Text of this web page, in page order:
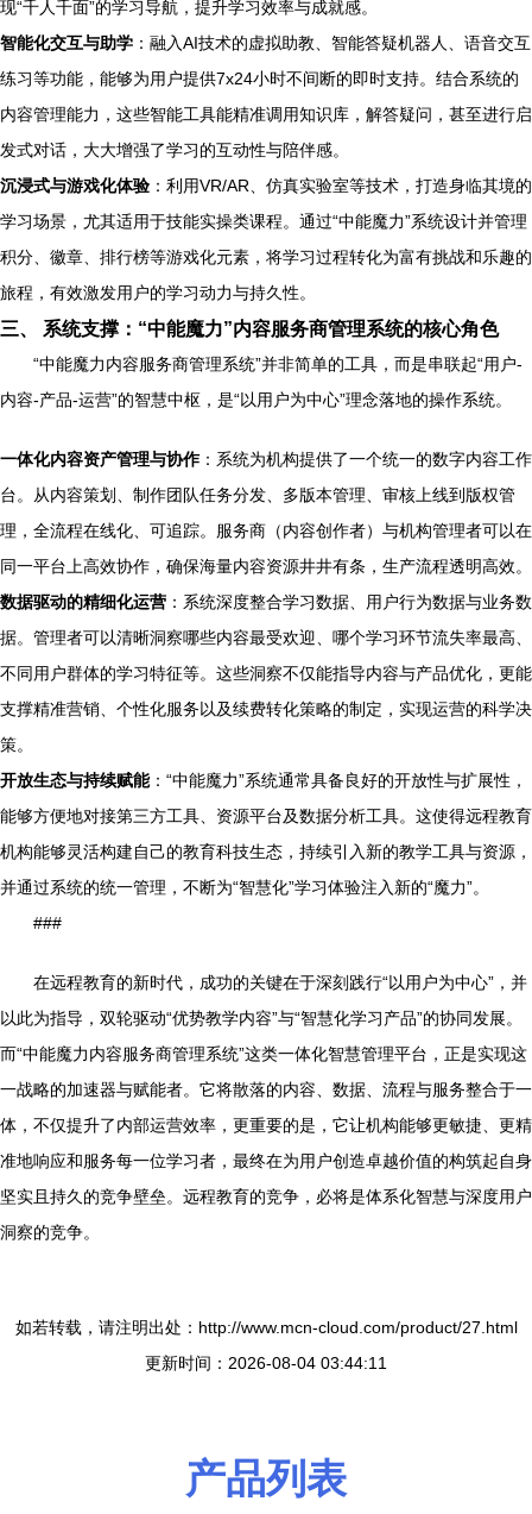
现“千人千面”的学习导航，提升学习效率与成就感。
智能化交互与助学 ：融入AI技术的虚拟助教、智能答疑机器人、语音交互
练习等功能，能够为用户提供7x24小时不间断的即时支持。结合系统的
内容管理能力，这些智能工具能精准调用知识库，解答疑问，甚至进行启
发式对话，大大增强了学习的互动性与陪伴感。
沉浸式与游戏化体验 ：利用VR/AR、仿真实验室等技术，打造身临其境的
学习场景，尤其适用于技能实操类课程。通过“中能魔力”系统设计并管理
积分、徽章、排行榜等游戏化元素，将学习过程转化为富有挑战和乐趣的
旅程，有效激发用户的学习动力与持久性。
三、 系统支撑：“中能魔力”内容服务商管理系统的核心角色
“中能魔力内容服务商管理系统”并非简单的工具，而是串联起“用户-
内容-产品-运营”的智慧中枢，是“以用户为中心”理念落地的操作系统。
一体化内容资产管理与协作：系统为机构提供了一个统一的数字内容工作
台。从内容策划、制作团队任务分发、多版本管理、审核上线到版权管
理，全流程在线化、可追踪。服务商（内容创作者）与机构管理者可以在
同一平台上高效协作，确保海量内容资源井井有条，生产流程透明高效。
数据驱动的精细化运营 ：系统深度整合学习数据、用户行为数据与业务数
据。管理者可以清晰洞察哪些内容最受欢迎、哪个学习环节流失率最高、
不同用户群体的学习特征等。这些洞察不仅能指导内容与产品优化，更能
支撑精准营销、个性化服务以及续费转化策略的制定，实现运营的科学决
策。
开放生态与持续赋能：“中能魔力”系统通常具备良好的开放性与扩展性，
能够方便地对接第三方工具、资源平台及数据分析工具。这使得远程教育
机构能够灵活构建自己的教育科技生态，持续引入新的教学工具与资源，
并通过系统的统一管理，不断为“智慧化”学习体验注入新的“魔力”。
###
在远程教育的新时代，成功的关键在于深刻践行“以用户为中心”，并
以此为指导，双轮驱动“优势教学内容”与“智慧化学习产品”的协同发展。
而“中能魔力内容服务商管理系统”这类一体化智慧管理平台，正是实现这
一战略的加速器与赋能者。它将散落的内容、数据、流程与服务整合于一
体，不仅提升了内部运营效率，更重要的是，它让机构能够更敏捷、更精
准地响应和服务每一位学习者，最终在为用户创造卓越价值的构筑起自身
坚实且持久的竞争壁垒。远程教育的竞争，必将是体系化智慧与深度用户
洞察的竞争。
如若转载，请注明出处：http://www.mcn-cloud.com/product/27.html
更新时间：2026-08-04 03:44:11
产品列表